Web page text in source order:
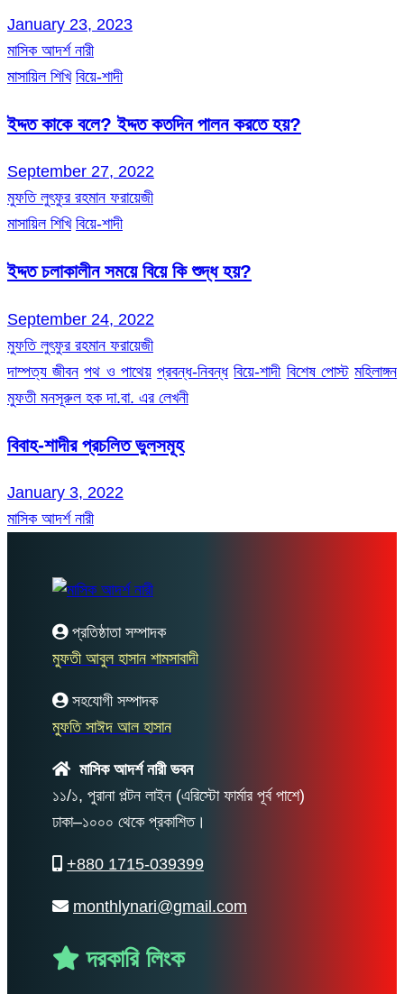
January 23, 2023
মাসিক আদর্শ নারী
মাসায়িল শিখি বিয়ে-শাদী
ইদ্দত কাকে বলে? ইদ্দত কতদিন পালন করতে হয়?
September 27, 2022
মুফতি লুৎফুর রহমান ফরায়েজী
মাসায়িল শিখি বিয়ে-শাদী
ইদ্দত চলাকালীন সময়ে বিয়ে কি শুদ্ধ হয়?
September 24, 2022
মুফতি লুৎফুর রহমান ফরায়েজী
দাম্পত্য জীবন পথ ও পাথেয় প্রবন্ধ-নিবন্ধ বিয়ে-শাদী বিশেষ পোস্ট মহিলাঙ্গন
মুফতী মনসূরুল হক দা.বা. এর লেখনী
বিবাহ-শাদীর প্রচলিত ভুলসমূহ
January 3, 2022
মাসিক আদর্শ নারী
প্রতিষ্ঠাতা সম্পাদক
মুফতী আবুল হাসান শামসাবাদী
সহযোগী সম্পাদক
মুফতি সাঈদ আল হাসান
মাসিক আদর্শ নারী ভবন
১১/১, পুরানা পল্টন লাইন (এরিস্টো ফার্মার পূর্ব পাশে)
ঢাকা–১০০০ থেকে প্রকাশিত।
+880 1715-039399
monthlynari@gmail.com
দরকারি লিংক